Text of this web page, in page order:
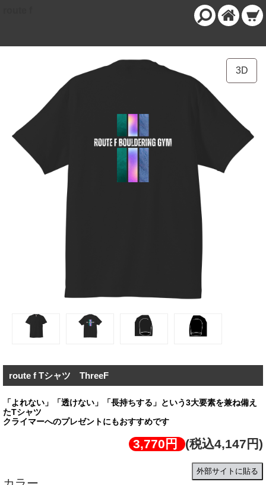
3D
route f Tシャツ ThreeF
「よれない」「透けない」「長持ちする」という3大要素を兼ね備え
たTシャツ
クライマーへのプレゼントにもおすすめです
3,770円 (税込4,147円)
外部サイトに貼る